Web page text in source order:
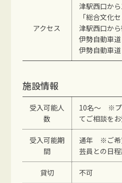
アクセス
津駅西口か
「総合文化
津駅西口か
伊勢自動車
伊勢自動車
施設情報
受入可能人
数
10名～ ※プ
てご相談を
受入可能期
間
通年 ※ご希
芸員との日
貸切 不可